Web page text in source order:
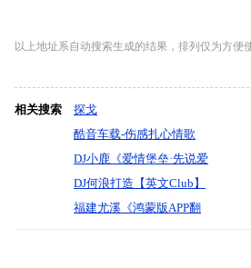
以上地址系自动搜索生成的结果，排列仅为方便
相关搜索 探戈
酷音车载-伤感扎心情歌
《作废约定深情泪落在无
情枕》车载靓碟-Dj小峰
DJ小鹿《爱情堡垒·先说爱
的人为什么先离开》等热
播歌曲
DJ何浪打造【英文Club】
2025【震撼节奏】精选极
福建尤溪《鸿蒙版APP翻